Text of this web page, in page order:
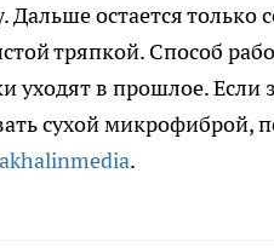
остается только
тряпкой. Способ
уходят в прошлое. Если
сухой микрофиброй,
.